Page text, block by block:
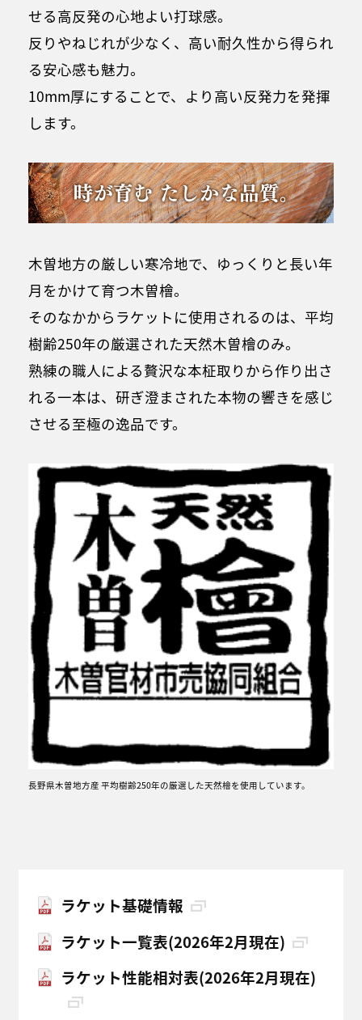
せる高反発の心地よい打球感。
反りやねじれが少なく、高い耐久性から得られ
る安心感も魅力。
10mm厚にすることで、より高い反発力を発揮
します。
木曽地方の厳しい寒冷地で、ゆっくりと長い年
月をかけて育つ木曽檜。
そのなかからラケットに使用されるのは、平均
樹齢250年の厳選された天然木曽檜のみ。
熟練の職人による贅沢な本柾取りから作り出さ
れる一本は、研ぎ澄まされた本物の響きを感じ
させる至極の逸品です。
長野県木曽地方産 平均樹齢250年の厳選した天然檜を使用しています。
ラケット基礎情報
ラケット一覧表(2026年2月現在)
ラケット性能相対表(2026年2月現在)